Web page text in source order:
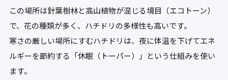
この場所は針葉樹林と高山植物が混じる境目（エコトーン）
で、花の種類が多く、ハチドリの多様性も高いです。
寒さの厳しい場所にすむハチドリは、夜に体温を下げてエネ
ルギーを節約する「休眠（トーパー）」という仕組みを使い
ます。